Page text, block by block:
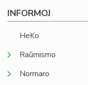
INFORMOJ
HeKo
Raŭmismo
Normaro